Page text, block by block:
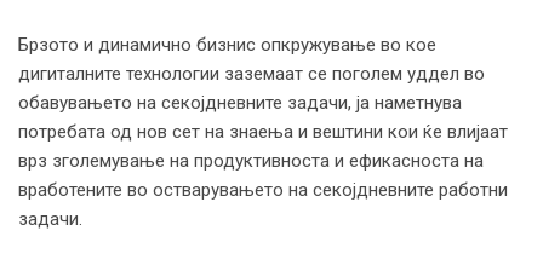
Брзото и динамично бизнис опкружување во кое
дигиталните технологии заземаат се поголем уддел во
обавувањето на секојдневните задачи, ја наметнува
потребата од нов сет на знаења и вештини кои ќе влијаат
врз зголемување на продуктивноста и ефикасноста на
вработените во остварувањето на секојдневните работни
задачи.